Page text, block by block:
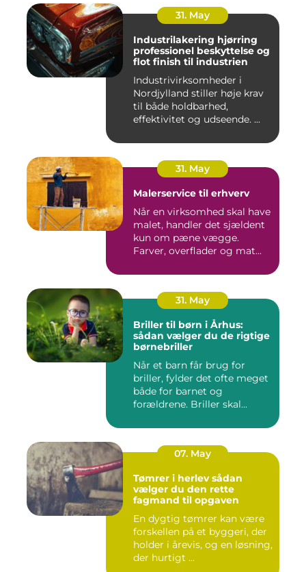
31. May
Industrilakering hjørring
professionel beskyttelse og
flot finish til industrien
Industrivirksomheder i
Nordjylland stiller høje krav
til både holdbarhed,
effektivitet og udseende. ...
31. May
Malerservice til erhverv
Når en virksomhed skal have
malet, handler det sjældent
kun om pæne vægge.
Farver, overflader og mat...
31. May
Briller til børn i Århus:
sådan vælger du de rigtige
børnebriller
Når et barn får brug for
briller, fylder det ofte meget
både for barnet og
forældrene. Briller skal...
07. May
Tømrer i herlev sådan
vælger du den rette
fagmand til opgaven
En dygtig tømrer kan være
forskellen på et byggeri, der
holder i årevis, og en løsning,
der hurtigt ...